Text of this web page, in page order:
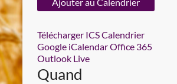
Télécharger ICSCalendrier
Google iCalendarOffice 365
Outlook Live
Quand